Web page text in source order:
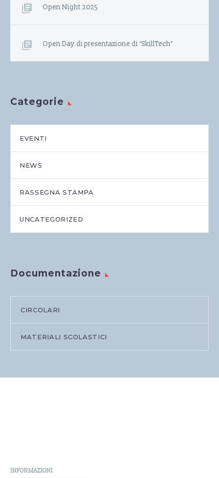
Open Night 2025
Open Day di presentazione di “SkillTech”
Categorie
EVENTI
NEWS
RASSEGNA STAMPA
UNCATEGORIZED
Documentazione
CIRCOLARI
MATERIALI SCOLASTICI
INFORMAZIONI